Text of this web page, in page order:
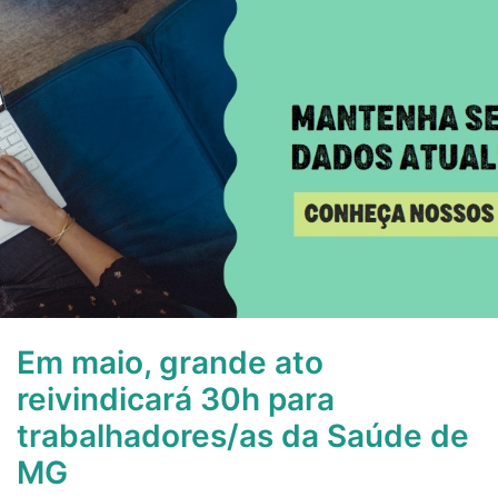
Em maio, grande ato
reivindicará 30h para
trabalhadores/as da Saúde de
MG